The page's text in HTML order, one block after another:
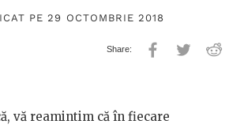
PE 29 OCTOMBRIE 2018
vă reamintim că în fiecare